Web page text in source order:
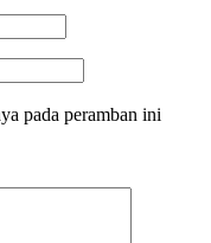
pada peramban ini